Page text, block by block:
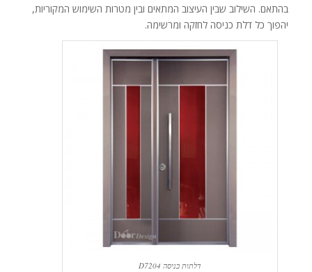
בהתאם. השילוב שבין העיצוב המתאים ובין מטרות השימוש המקוריות,
יהפוך כל דלת כניסה לחזקה ומרשימה.
דלתות כניסה D7204